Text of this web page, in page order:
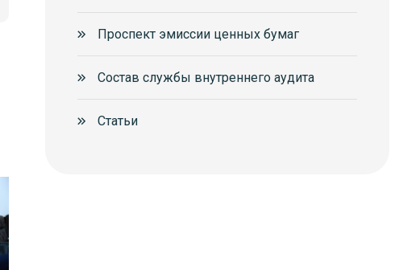
Проспект эмиссии ценных бумаг
Состав службы внутреннего аудита
Статьи